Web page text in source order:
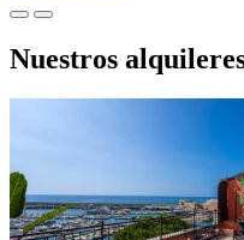
Nuestros